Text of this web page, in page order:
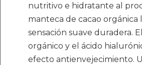
nutritivo e hidratante al
manteca de cacao orgánica
sensación suave duradera.
orgánico y el ácido
efecto antienvejecimiento.